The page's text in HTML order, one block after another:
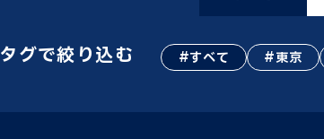
タグで絞り込む すべて 東京